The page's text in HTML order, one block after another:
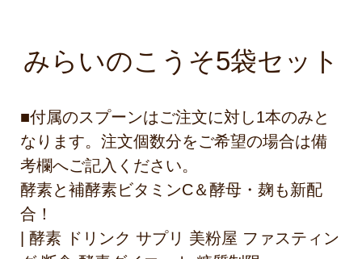
みらいのこうそ5袋セット
■付属のスプーンはご注文に対し1本のみと
なります。注文個数分をご希望の場合は備
考欄へご記入ください。
酵素と補酵素ビタミンC＆酵母・麹も新配
合！
| 酵素 ドリンク サプリ 美粉屋 ファスティン